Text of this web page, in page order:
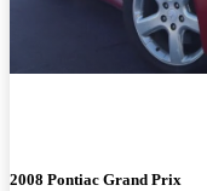
2008 Pontiac Grand Prix